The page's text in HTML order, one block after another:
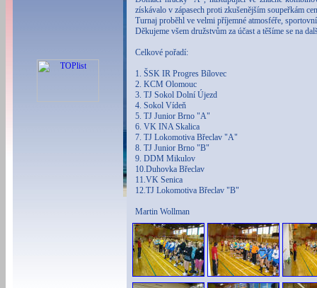
získávalo v zápasech proti zkušenějším soupeřkám
Turnaj proběhl ve velmi příjemné atmosféře,
Děkujeme všem družstvům za účast a těšíme se na
Celkové pořadí:
1. ŠSK IR Progres Bílovec
2. KCM Olomouc
3. TJ Sokol Dolní Újezd
4. Sokol Vídeň
5. TJ Junior Brno "A"
6. VK INA Skalica
7. TJ Lokomotiva Břeclav "A"
8. TJ Junior Brno "B"
9. DDM Mikulov
10.Duhovka Břeclav
11.VK Senica
12.TJ Lokomotiva Břeclav "B"
Martin Wollman